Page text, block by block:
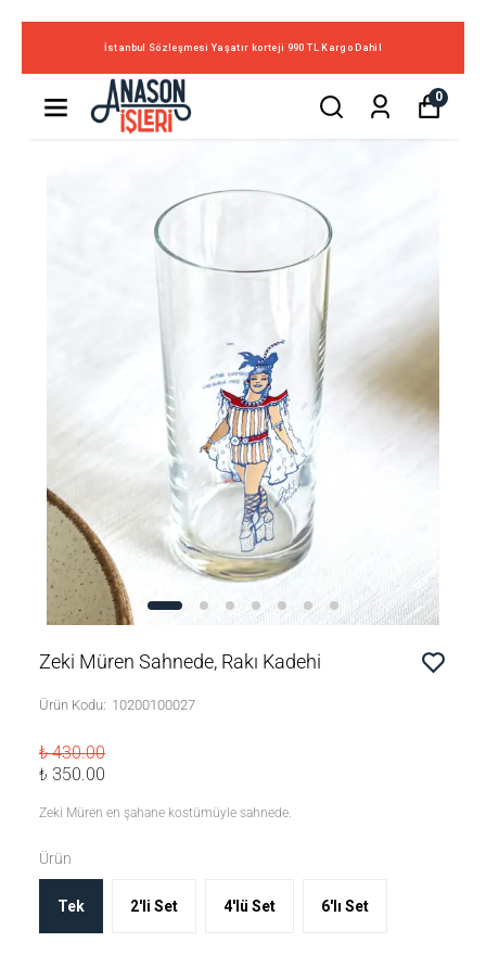
İstanbul Sözleşmesi Yaşatır korteji 990 TL Kargo Dahil
0
Zeki Müren Sahnede, Rakı Kadehi
Ürün Kodu: 10200100027
₺ 430.00
₺ 350.00
Zeki Müren en şahane kostümüyle sahnede.
Ürün
Tek 2'li Set 4'lü Set 6'lı Set